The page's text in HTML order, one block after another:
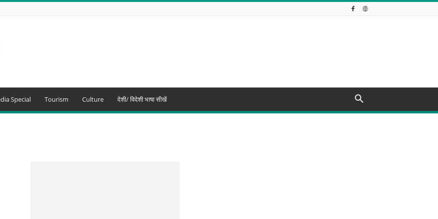
Special Tourism Culture देशी/ विदेशी भाषा सीखें